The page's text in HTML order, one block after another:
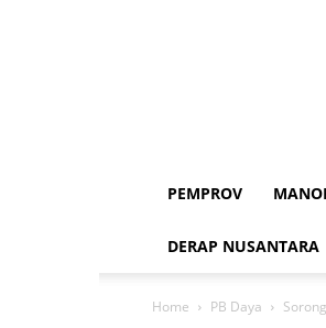
PEMPROV
DERAP NUSANTARA
Home PB Daya